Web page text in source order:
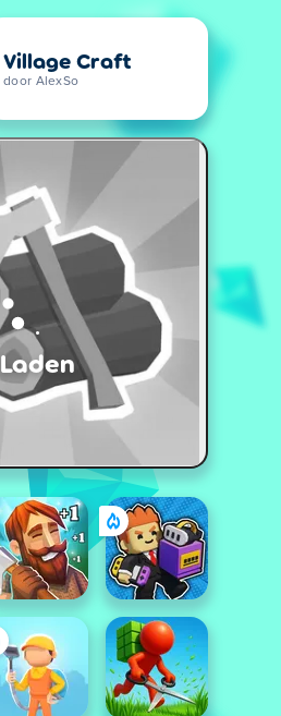
Village Craft
door AlexSo
Laden